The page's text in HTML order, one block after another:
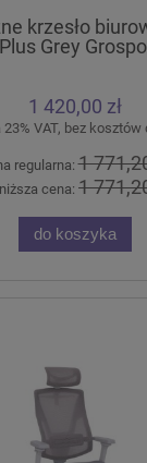
krzesło
Plus Grey
1 420,00 zł
23% VAT, bez kosztów
regularna:1
cena: 1
do koszyka